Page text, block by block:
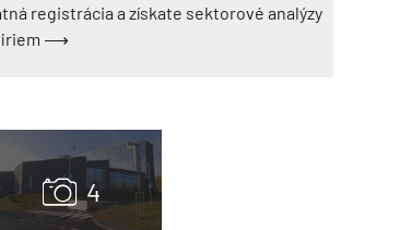
registrácia a získate sektorové analýzy
firiem ⟶